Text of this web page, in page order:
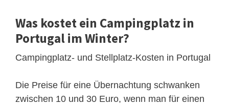
Was kostet ein Campingplatz in
Portugal im Winter?
Campingplatz- und Stellplatz-Kosten in Portugal
Die Preise für eine Übernachtung schwanken
zwischen 10 und 30 Euro, wenn man für einen